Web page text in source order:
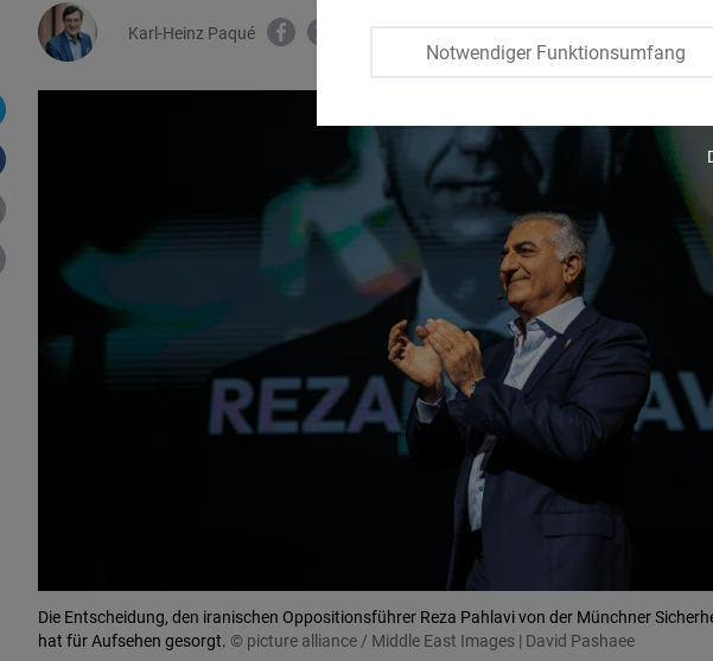
Karl-Heinz Paqué
Die Entscheidung, den iranischen Oppositionsführer Reza Pahlavi von der Münchner
hat für Aufsehen gesorgt. © picture alliance / Middle East Images | David Pashaee
Notwendiger Funktionsumfang